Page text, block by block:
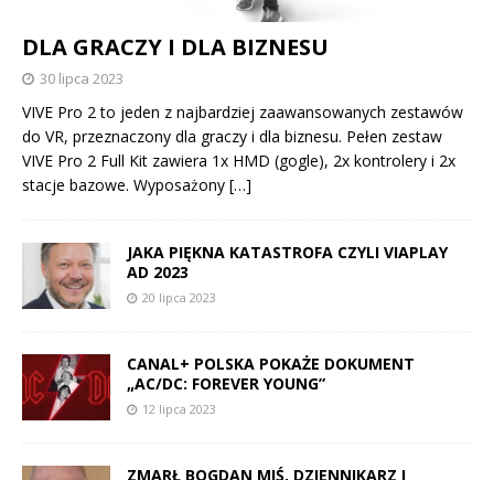
DLA GRACZY I DLA BIZNESU
30 lipca 2023
VIVE Pro 2 to jeden z najbardziej zaawansowanych zestawów
do VR, przeznaczony dla graczy i dla biznesu. Pełen zestaw
VIVE Pro 2 Full Kit zawiera 1x HMD (gogle), 2x kontrolery i 2x
stacje bazowe. Wyposażony […]
JAKA PIĘKNA KATASTROFA CZYLI VIAPLAY
AD 2023
20 lipca 2023
CANAL+ POLSKA POKAŻE DOKUMENT
„AC/DC: FOREVER YOUNG”
12 lipca 2023
ZMARŁ BOGDAN MIŚ, DZIENNIKARZ I